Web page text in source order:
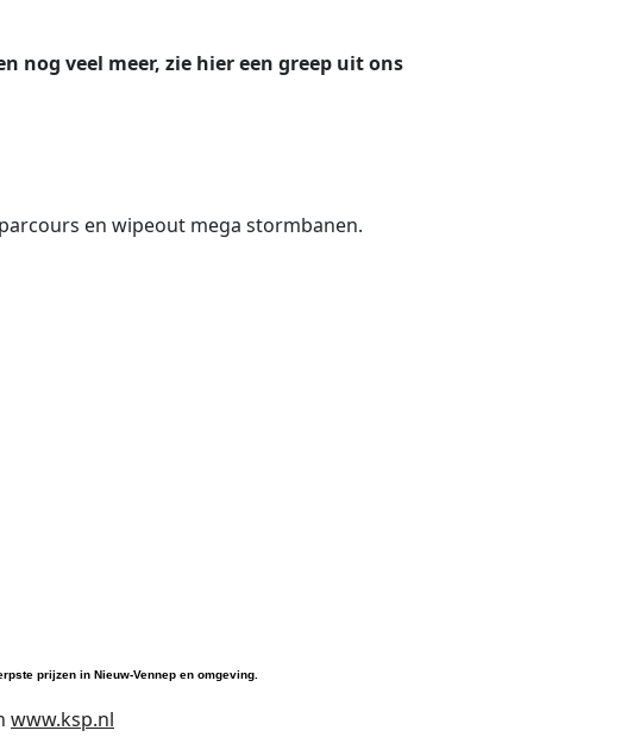
nog veel meer, zie hier een greep uit ons
en wipeout mega stormbanen.
prijzen in Nieuw-Vennep en omgeving.
www.ksp.nl